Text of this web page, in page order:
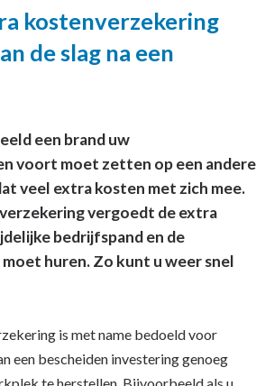
kostenverzekering
de slag na een
een brand uw
voort moet zetten op een andere
veel extra kosten met zich mee.
vergoedt de extra
bedrijfspand en de
huren. Zo kunt u weer snel
is met name bedoeld voor
een bescheiden investering genoeg
te herstellen. Bijvoorbeeld als u